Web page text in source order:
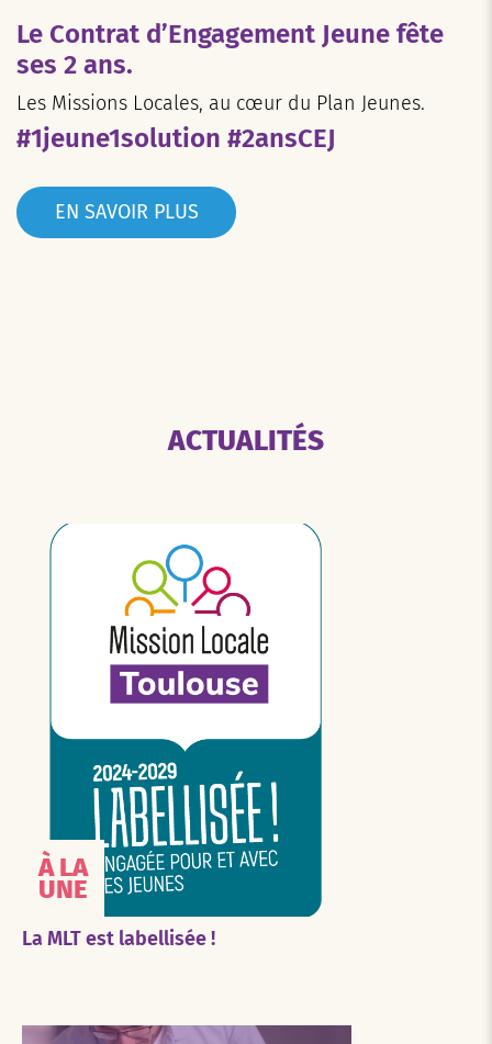
Le Contrat d’Engagement Jeune fête
ses 2 ans.
Les Missions Locales, au cœur du Plan Jeunes.
#1jeune1solution #2ansCEJ
EN SAVOIR PLUS
ACTUALITÉS
À LA
UNE
La MLT est labellisée !